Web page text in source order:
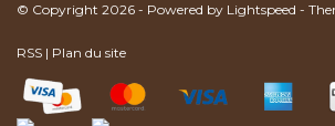
© Copyright 2026 - Powered by Lightspeed -
RSS | Plan du site